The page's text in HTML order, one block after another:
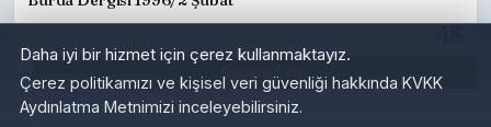
4$
Daha iyi bir hizmet için çerez kullanmaktayız.
Çerez politikamızı ve kişisel veri güvenliği hakkında KVKK
Aydınlatma Metnimizi inceleyebilirsiniz.